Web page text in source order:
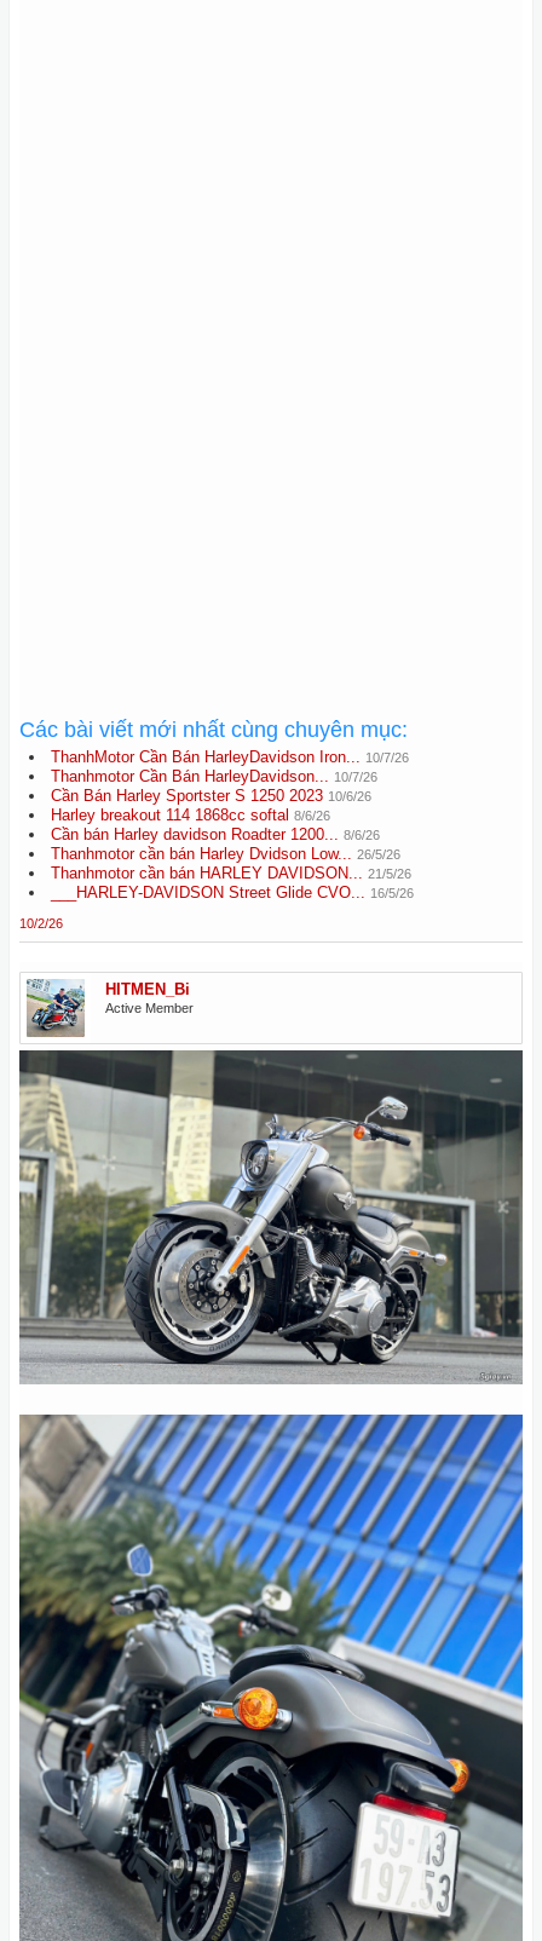
Các bài viết mới nhất cùng chuyên mục:
ThanhMotor Cần Bán HarleyDavidson Iron... 10/7/26
Thanhmotor Cần Bán HarleyDavidson... 10/7/26
Cần Bán Harley Sportster S 1250 2023 10/6/26
Harley breakout 114 1868cc softal 8/6/26
Cần bán Harley davidson Roadter 1200... 8/6/26
Thanhmotor cần bán Harley Dvidson Low... 26/5/26
Thanhmotor cần bán HARLEY DAVIDSON... 21/5/26
___HARLEY-DAVIDSON Street Glide CVO... 16/5/26
10/2/26
HITMEN_Bi
Active Member